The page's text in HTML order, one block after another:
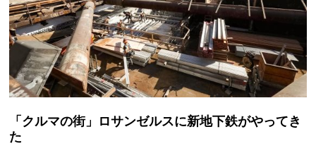
「クルマの街」ロサンゼルスに新地下鉄がやってき
た